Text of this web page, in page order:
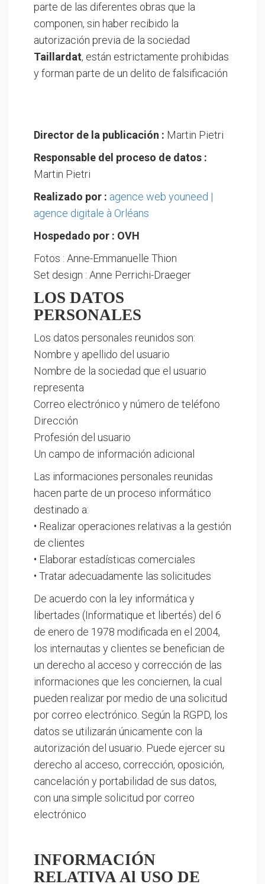
parte de las diferentes obras que la
componen, sin haber recibido la
autorización previa de la sociedad
Taillardat, están estrictamente prohibidas
y forman parte de un delito de falsificación
Director de la publicación : Martin Pietri
Responsable del proceso de datos :
Martin Pietri
Realizado por : agence web youneed |
agence digitale à Orléans
Hospedado por : OVH
Fotos : Anne-Emmanuelle Thion
Set design : Anne Perrichi-Draeger
LOS DATOS
PERSONALES
Los datos personales reunidos son:
Nombre y apellido del usuario
Nombre de la sociedad que el usuario
representa
Correo electrónico y número de teléfono
Dirección
Profesión del usuario
Un campo de información adicional
Las informaciones personales reunidas
hacen parte de un proceso informático
destinado a:
• Realizar operaciones relativas a la gestión
de clientes
• Elaborar estadísticas comerciales
• Tratar adecuadamente las solicitudes
De acuerdo con la ley informática y
libertades (Informatique et libertés) del 6
de enero de 1978 modificada en el 2004,
los internautas y clientes se benefician de
un derecho al acceso y corrección de las
informaciones que les conciernen, la cual
pueden realizar por medio de una solicitud
por correo electrónico. Según la RGPD, los
datos se utilizarán únicamente con la
autorización del usuario. Puede ejercer su
derecho al acceso, corrección, oposición,
cancelación y portabilidad de sus datos,
con una simple solicitud por correo
electrónico
INFORMACIÓN
RELATIVA Al USO DE